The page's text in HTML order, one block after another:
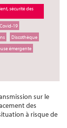
sécurité des
Covid-19
Discothèque
émergente
sur le
des
à risque de